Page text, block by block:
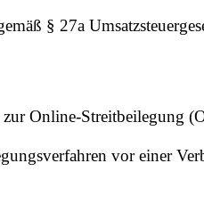
§ 27a
Online-Streitbeilegung
vor einer